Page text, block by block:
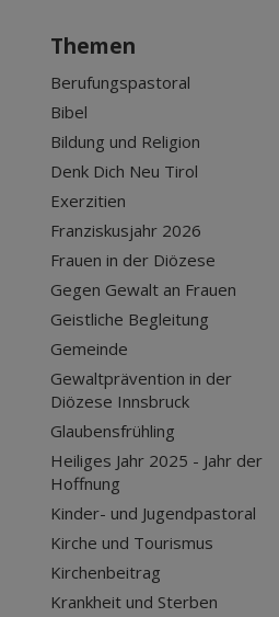
Themen
Berufungspastoral
Bibel
Bildung und Religion
Denk Dich Neu Tirol
Exerzitien
Franziskusjahr 2026
Frauen in der Diözese
Gegen Gewalt an Frauen
Geistliche Begleitung
Gemeinde
Gewaltprävention in der
Diözese Innsbruck
Glaubensfrühling
Heiliges Jahr 2025 - Jahr der
Hoffnung
Kinder- und Jugendpastoral
Kirche und Tourismus
Kirchenbeitrag
Krankheit und Sterben